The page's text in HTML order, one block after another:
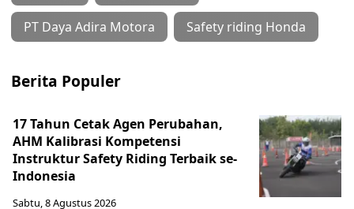
PT Daya Adira Motora Safety riding Honda
Berita Populer
17 Tahun Cetak Agen Perubahan,
AHM Kalibrasi Kompetensi
Instruktur Safety Riding Terbaik se-
Indonesia
Sabtu, 8 Agustus 2026